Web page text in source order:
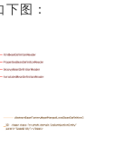
图：